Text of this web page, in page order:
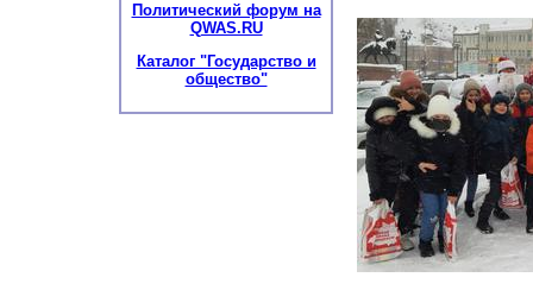
Политический форум на
QWAS.RU
Каталог "Государство и
общество"